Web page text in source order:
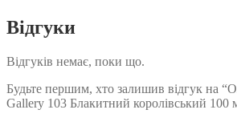
Відгуки
Відгуків немає, поки що.
Будьте першим, хто залишив відгук на
Gallery 103 Блакитний королівський 100